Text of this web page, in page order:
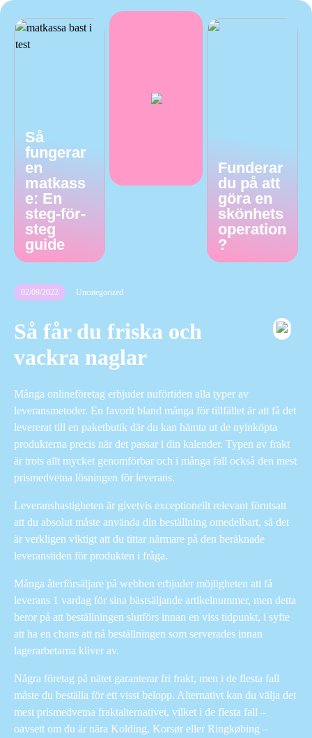
Så
fungerar
en
matkass
e: En
steg-för-
steg
guide
Funderar
du på att
göra en
skönhets
operation
?
02/09/2022 Uncategorized
Så får du friska och
vackra naglar
Många onlineföretag erbjuder nuförtiden alla typer av
leveransmetoder. En favorit bland många för tillfället är att få det
levererat till en paketbutik där du kan hämta ut de nyinköpta
produkterna precis när det passar i din kalender. Typen av frakt
är trots allt mycket genomförbar och i många fall också den mest
prismedvetna lösningen för leverans.
Leveranshastigheten är givetvis exceptionellt relevant förutsatt
att du absolut måste använda din beställning omedelbart, så det
är verkligen viktigt att du tittar närmare på den beräknade
leveranstiden för produkten i fråga.
Många återförsäljare på webben erbjuder möjligheten att få
leverans 1 vardag för sina bästsäljande artikelnummer, men detta
beror på att beställningen slutförs innan en viss tidpunkt, i syfte
att ha en chans att nå beställningen som serverades innan
lagerarbetarna kliver av.
Några företag på nätet garanterar fri frakt, men i de flesta fall
måste du beställa för ett visst belopp. Alternativt kan du välja det
mest prismedvetna fraktalternativet, vilket i de flesta fall –
oavsett om du är nära Kolding, Korsør eller Ringkøbing –